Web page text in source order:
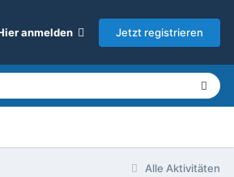
anmelden Jetzt registrieren
Alle Aktivitäten